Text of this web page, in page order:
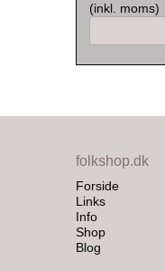
(inkl. moms)
folkshop.dk
Forside
Links
Info
Shop
Blog